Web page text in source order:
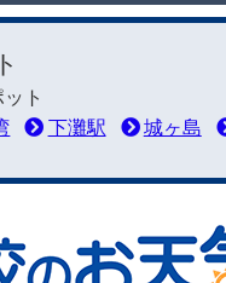
ト
下灘駅 城ヶ島